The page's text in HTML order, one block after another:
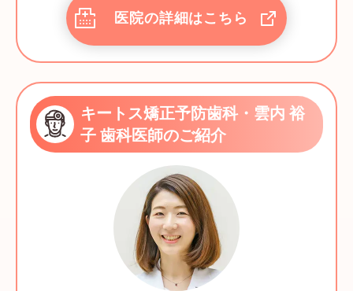
医院の詳細はこちら
キートス矯正予防歯科・雲内 裕
子 歯科医師のご紹介